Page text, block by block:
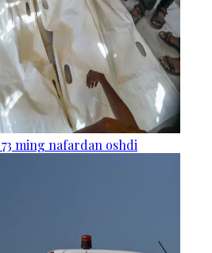
ming nafardan oshdi